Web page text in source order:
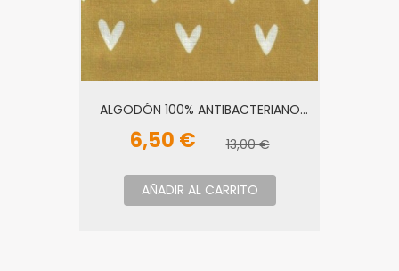
ALGODÓN 100% ANTIBACTERIANO
6,50 € 13,00 €
AÑADIR AL CARRITO